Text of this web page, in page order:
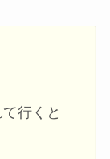
行くと